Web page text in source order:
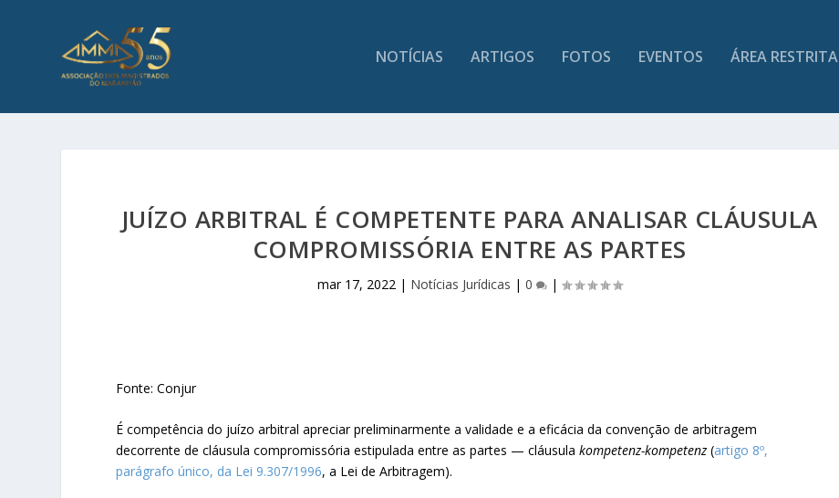
NOTÍCIAS ARTIGOS FOTOS EVENTOS ÁREA RESTRITA
JUÍZO ARBITRAL É COMPETENTE PARA ANALISAR CLÁUSULA
COMPROMISSÓRIA ENTRE AS PARTES
mar 17, 2022| Notícias Jurídicas | 0 |
Fonte: Conjur
É competência do juízo arbitral apreciar preliminarmente a validade e a eficácia da convenção de arbitragem
decorrente de cláusula compromissória estipulada entre as partes — cláusulakompetenz-kompetenz (artigo 8º,
parágrafo único, da Lei 9.307/1996, a Lei de Arbitragem).